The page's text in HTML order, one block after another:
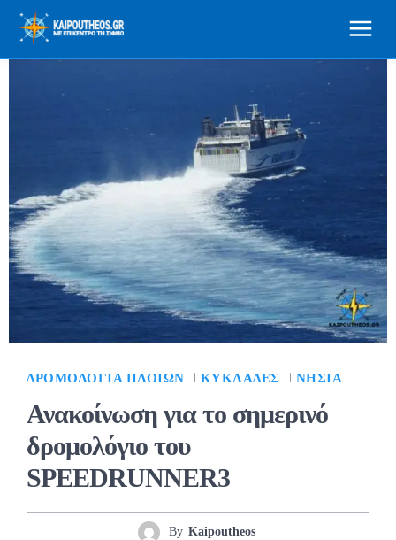
ΔΡΟΜΟΛΌΓΙΑ ΠΛΟΊΩΝ ΚΥΚΛΆΔΕΣ ΝΗΣΙΆ
Ανακοίνωση για το σημερινό
δρομολόγιο του
SPEEDRUNNER3
By Kaipoutheos